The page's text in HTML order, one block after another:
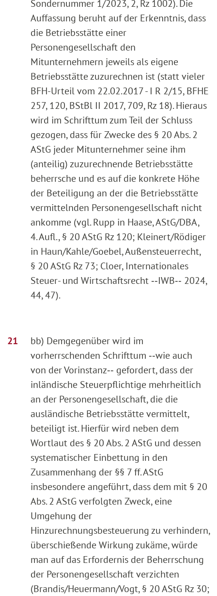
Sondernummer 1/2023, 2, Rz 1002). Die
Auffassung beruht auf der Erkenntnis, dass
die Betriebsstätte einer
Personengesellschaft den
Mitunternehmern jeweils als eigene
Betriebsstätte zuzurechnen ist (statt vieler
BFH-Urteil vom 22.02.2017 - I R 2/15, BFHE
257, 120, BStBl II 2017, 709, Rz 18). Hieraus
wird im Schrifttum zum Teil der Schluss
gezogen, dass für Zwecke des § 20 Abs. 2
AStG jeder Mitunternehmer seine ihm
(anteilig) zuzurechnende Betriebsstätte
beherrsche und es auf die konkrete Höhe
der Beteiligung an der die Betriebsstätte
vermittelnden Personengesellschaft nicht
ankomme (vgl. Rupp in Haase, AStG/DBA,
4. Aufl., § 20 AStG Rz 120; Kleinert/Rödiger
in Haun/Kahle/Goebel, Außensteuerrecht,
§ 20 AStG Rz 73; Cloer, Internationales
Steuer- und Wirtschaftsrecht ‑‑IWB‑‑ 2024,
44, 47).
bb) Demgegenüber wird im
vorherrschenden Schrifttum ‑‑wie auch
von der Vorinstanz‑‑ gefordert, dass der
inländische Steuerpflichtige mehrheitlich
an der Personengesellschaft, die die
ausländische Betriebsstätte vermittelt,
beteiligt ist. Hierfür wird neben dem
Wortlaut des § 20 Abs. 2 AStG und dessen
systematischer Einbettung in den
Zusammenhang der §§ 7 ff. AStG
insbesondere angeführt, dass dem mit § 20
Abs. 2 AStG verfolgten Zweck, eine
Umgehung der
Hinzurechnungsbesteuerung zu verhindern,
überschießende Wirkung zukäme, würde
man auf das Erfordernis der Beherrschung
der Personengesellschaft verzichten
(Brandis/Heuermann/Vogt, § 20 AStG Rz 30;